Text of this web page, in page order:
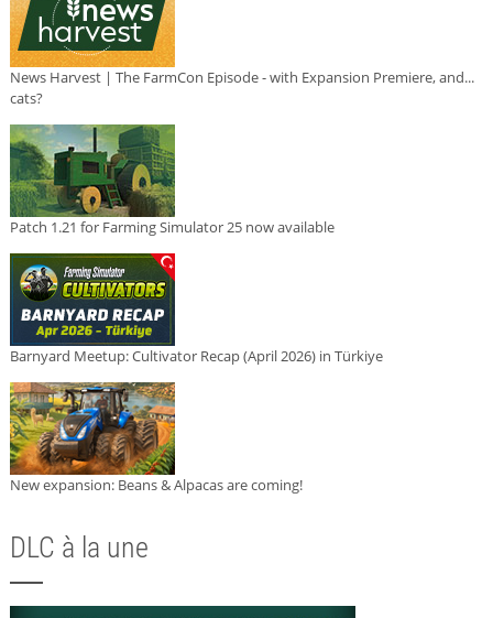
News Harvest | The FarmCon Episode - with Expansion Premiere, and...
cats?
Patch 1.21 for Farming Simulator 25 now available
Barnyard Meetup: Cultivator Recap (April 2026) in Türkiye
New expansion: Beans & Alpacas are coming!
DLC à la une